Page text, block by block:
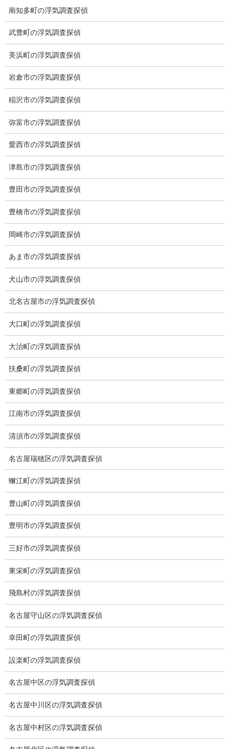
※弊社から24時間以内に返信が無い場合、再度LINE又はお電話を
お願いいたします。
カテゴリー
ブログ (496)
お知らせ (1)
クーリング・オフ
ワンストップサービス
アフターフォロー
ミライリサーチのお約束
当社のこだわり
契約後の安心と信頼
適正料金
稼働制って何？
探偵
探偵を本業
調査機器
探偵の資格
弁護士紹介
浮気調査
浮気調査プランのご案内
浮気調査の相場
調査費用と調査日数の目安
浮気調査料金の比較例
南知多町の浮気調査探偵
武豊町の浮気調査探偵
美浜町の浮気調査探偵
岩倉市の浮気調査探偵
稲沢市の浮気調査探偵
弥富市の浮気調査探偵
愛西市の浮気調査探偵
津島市の浮気調査探偵
豊田市の浮気調査探偵
豊橋市の浮気調査探偵
岡崎市の浮気調査探偵
あま市の浮気調査探偵
犬山市の浮気調査探偵
北名古屋市の浮気調査探偵
大口町の浮気調査探偵
大治町の浮気調査探偵
扶桑町の浮気調査探偵
東郷町の浮気調査探偵
江南市の浮気調査探偵
清須市の浮気調査探偵
名古屋瑞穂区の浮気調査探偵
蠏江町の浮気調査探偵
豊山町の浮気調査探偵
豊明市の浮気調査探偵
三好市の浮気調査探偵
東栄町の浮気調査探偵
飛島村の浮気調査探偵
名古屋守山区の浮気調査探偵
幸田町の浮気調査探偵
設楽町の浮気調査探偵
名古屋中区の浮気調査探偵
名古屋中川区の浮気調査探偵
名古屋中村区の浮気調査探偵